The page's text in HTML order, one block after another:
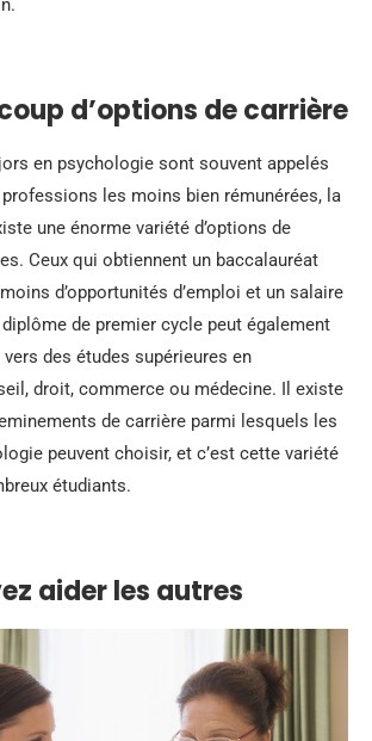
d’options de carrière
en psychologie sont souvent appelés
les moins bien rémunérées, la
une énorme variété d’options de
Ceux qui obtiennent un baccalauréat
d’opportunités d’emploi et un salaire
de premier cycle peut également
des études supérieures en
droit, commerce ou médecine. Il existe
de carrière parmi lesquels les
peuvent choisir, et c’est cette variété
étudiants.
aider les autres